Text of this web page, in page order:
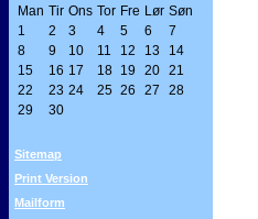
Man Tir Ons Tor Fre Lør Søn
1
2 3 4 5 6
7
8
9 10 11 12 13
14
15
16 17 18 19 20 21
22
23 24 25 26 27
28
29
30
Sitemap
Print Version
Mailform